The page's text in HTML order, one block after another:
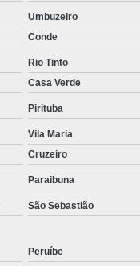
Umbuzeiro
Conde
Rio Tinto
Casa Verde
Pirituba
Vila Maria
Cruzeiro
Paraibuna
São Sebastião
Peruíbe